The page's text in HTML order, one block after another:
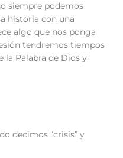
siempre podemos
historia con una
algo que nos ponga
tendremos tiempos
la Palabra de Dios y
decimos “crisis” y